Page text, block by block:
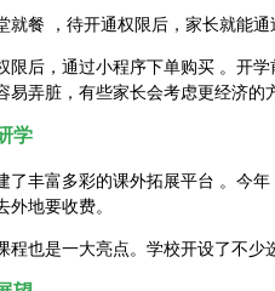
，待开通权限后，家长就能通
，通过小程序下单购买 。开学
弄脏，有些家长会考虑更经济的
学​
丰富多彩的课外拓展平台 。今年
地要收费。​
也是一大亮点。学校开设了不少